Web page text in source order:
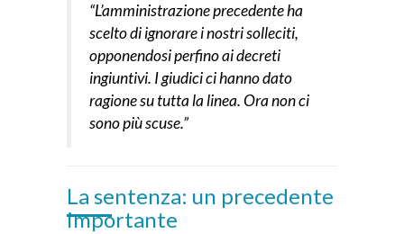
“L’amministrazione precedente ha
scelto di ignorare i nostri solleciti,
opponendosi perfino ai decreti
ingiuntivi. I giudici ci hanno dato
ragione su tutta la linea. Ora non ci
sono più scuse.”
La sentenza: un precedente
importante